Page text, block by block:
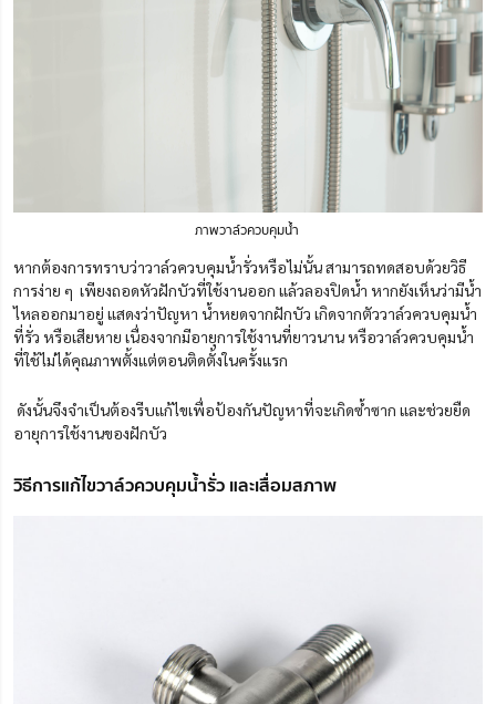
ภาพวาล์วควบคุมน้ำ
หากต้องการทราบว่าวาล์วควบคุมน้ำรั่วหรือไม่นั้น สามารถทดสอบด้วยวิธี
การง่าย ๆ เพียงถอดหัวฝักบัวที่ใช้งานออก แล้วลองปิดน้ำ หากยังเห็นว่ามีน้ำ
ไหลออกมาอยู่ แสดงว่าปัญหา น้ำหยดจากฝักบัว เกิดจากตัววาล์วควบคุมน้ำ
ที่รั่ว หรือเสียหาย เนื่องจากมีอายุการใช้งานที่ยาวนาน หรือวาล์วควบคุมน้ำ
ที่ใช้ไม่ได้คุณภาพตั้งแต่ตอนติดตั้งในครั้งแรก
ดังนั้นจึงจำเป็นต้องรีบแก้ไขเพื่อป้องกันปัญหาที่จะเกิดซ้ำซาก และช่วยยืด
อายุการใช้งานของฝักบัว
วิธีการแก้ไขวาล์วควบคุมน้ำรั่ว และเสื่อมสภาพ